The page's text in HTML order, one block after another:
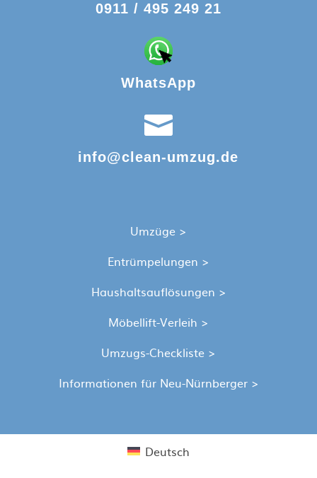
0911 / 495 249 21
WhatsApp

info@clean-umzug.de
Umzüge >
Entrümpelungen >
Haushaltsauflösungen >
Möbellift-Verleih >
Umzugs-Checkliste >
Informationen für Neu-Nürnberger >
Deutsch